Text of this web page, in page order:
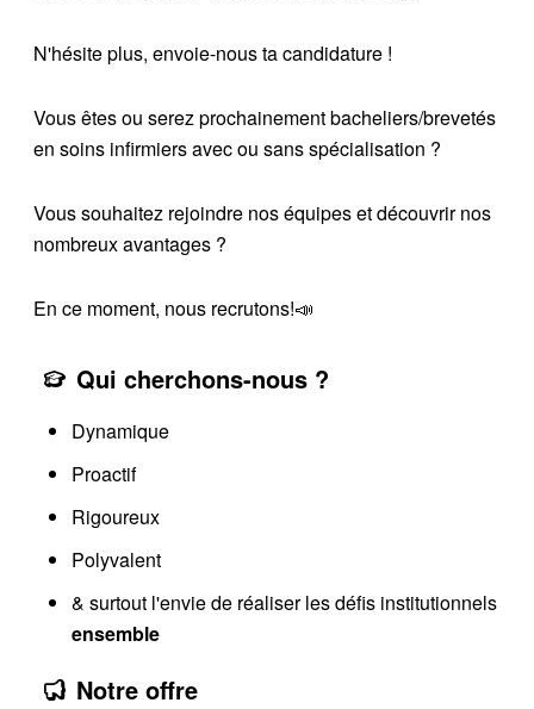
N'hésite plus, envoie-nous ta candidature !
Vous êtes ou serez prochainement bacheliers/brevetés
en soins infirmiers avec ou sans spécialisation ?
Vous souhaitez rejoindre nos équipes et découvrir nos
nombreux avantages ?
En ce moment, nous recrutons!📣
Qui cherchons-nous ?
Dynamique
Proactif
Rigoureux
Polyvalent
& surtout l'envie de réaliser les défis institutionnels
ensemble
Notre offre